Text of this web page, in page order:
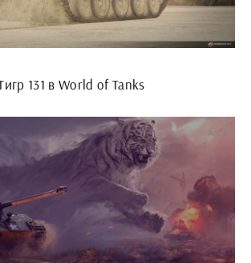
131 в World of Tanks